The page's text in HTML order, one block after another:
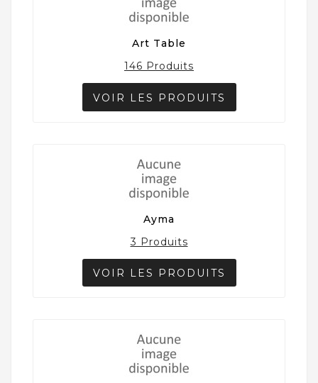
Art Table
146 Produits
VOIR LES PRODUITS
Ayma
3 Produits
VOIR LES PRODUITS